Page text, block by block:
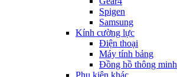
Spigen
Samsung
Kính cường lực
Điện thoại
Máy tính bảng
Đồng hồ thông minh
Phụ kiện khác